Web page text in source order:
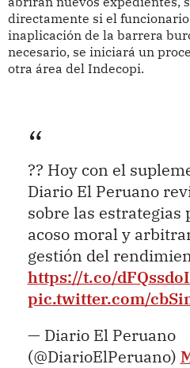
directamente si el
inaplicación de la barrera
necesario, se iniciará un
otra área del Indecopi.
?? Hoy con el
Diario El Peruano
sobre las estrategias
acoso moral y
gestión del
https://t.co/
pic.twitter.com/
— Diario El Peruano
(@DiarioElPeruano)